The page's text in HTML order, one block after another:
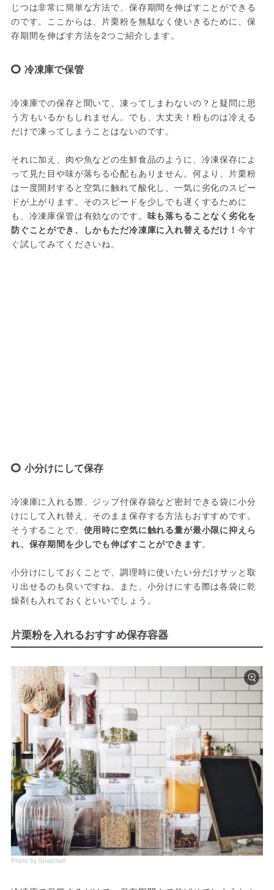
じつは非常に簡単な方法で、保存期間を伸ばすことができる
のです。ここからは、片栗粉を無駄なく使いきるために、保
存期間を伸ばす方法を2つご紹介します。
冷凍庫で保管
冷凍庫での保存と聞いて、凍ってしまわないの？と疑問に思
う方もいるかもしれません。でも、大丈夫！粉ものは冷える
だけで凍ってしまうことはないのです。
それに加え、肉や魚などの生鮮食品のように、冷凍保存によ
って見た目や味が落ちる心配もありません。何より、片栗粉
は一度開封すると空気に触れて酸化し、一気に劣化のスピー
ドが上がります。そのスピードを少しでも遅くするために
も、冷凍庫保管は有効なのです。 味も落ちることなく劣化を
防ぐことができ、しかもただ冷凍庫に入れ替えるだけ！ 今す
ぐ試してみてくださいね。
小分けにして保存
冷凍庫に入れる際、ジップ付保存袋など密封できる袋に小分
けにして入れ替え、そのまま保存する方法もおすすめです。
そうすることで、 使用時に空気に触れる量が最小限に抑えら
れ、保存期間を少しでも伸ばすことができます。
小分けにしておくことで、調理時に使いたい分だけサッと取
り出せるのも良いですね。また、小分けにする際は各袋に乾
燥剤も入れておくといいでしょう。
片栗粉を入れるおすすめ保存容器
Photo by Snapmart